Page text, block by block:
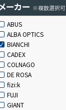
ーカー ※複数選択可
ABUS
ALBA OPTICS
BIANCHI
CADEX
COLNAGO
DE ROSA
fizi:k
FUJI
GIANT